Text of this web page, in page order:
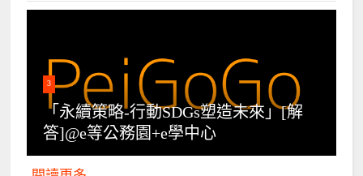
3
「永續策略-行動SDGs塑造未來」[解
答]@e等公務園+e學中心